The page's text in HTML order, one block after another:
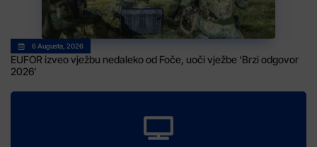
6 Augusta, 2026
EUFOR izveo vježbu nedaleko od Foče, uoči vježbe ‘Brzi odgovor
2026’